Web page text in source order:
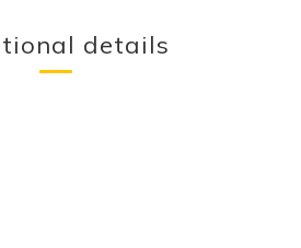
details